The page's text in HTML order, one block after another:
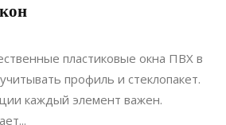
пластиковые окна ПВХ в
профиль и стеклопакет.
каждый элемент важен.